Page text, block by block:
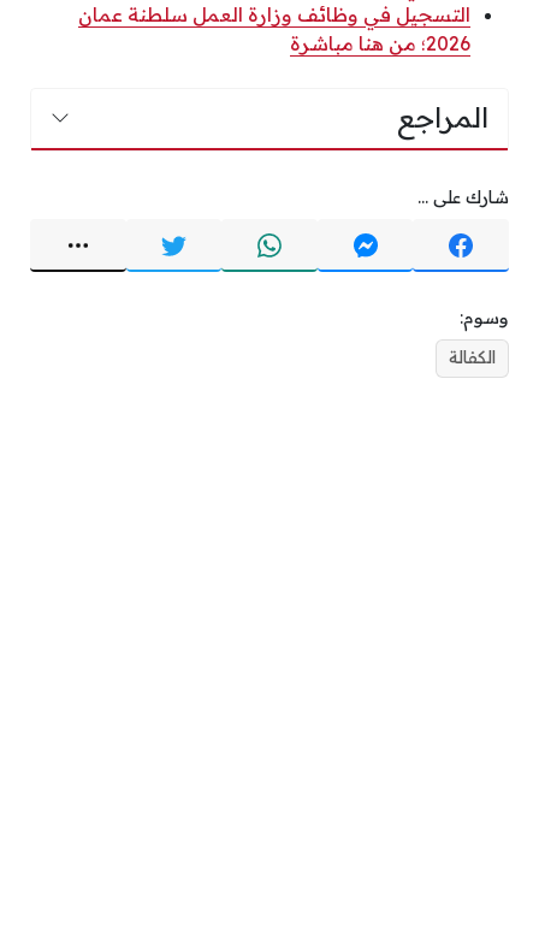
التسجيل في وظائف وزارة العمل سلطنة عمان
2026؛ من هنا مباشرة
المراجع
شارك على ...
وسوم:
الكفالة